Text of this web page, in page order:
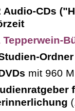
Audio-CDs
Tepperwein-
mit 960